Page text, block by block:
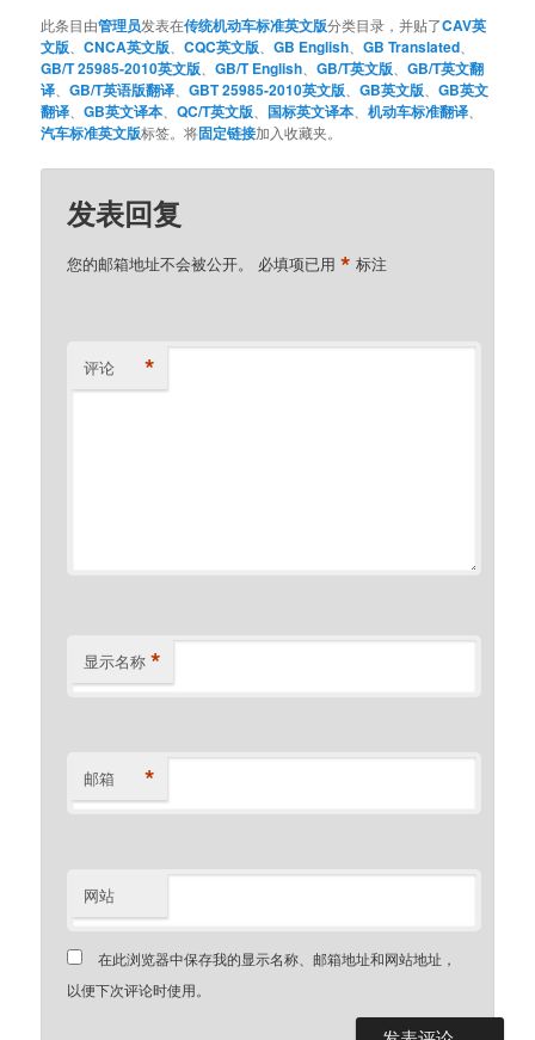
此条目由管理员发表在传统机动车标准英文版分类目录，并贴了CAV英
文版 、CNCA英文版 、CQC英文版 、GB English 、GB Translated
GB/T 25985-2010英文版 、GB/T English 、GB/T英文版 、GB/T英文翻
译 、GB/T英语版翻译 、GBT 25985-2010英文版 、GB英文版 、GB英文
翻译 、GB英文译本 、QC/T英文版 国标英文译本 、机动车标准翻译
汽车标准英文版标签。将固定链接加入收藏夹。
发表回复
您的邮箱地址不会被公开。 必填项已用* 标注
评论 *
显示名称 *
邮箱 *
网站
在此浏览器中保存我的显示名称、邮箱地址和网站地址，
以便下次评论时使用。